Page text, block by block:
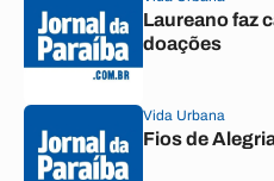
Laureano faz
doações
Vida Urbana
Fios de